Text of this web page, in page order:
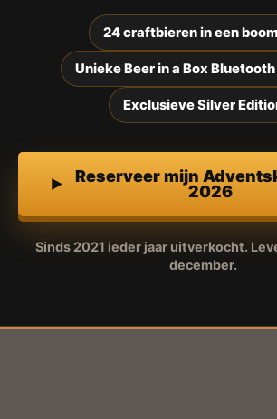
24 craftbieren in een
Unieke Beer in a Box
Exclusieve Silver
Reserveer mijn
2026
Sinds 2021 ieder jaar uitverkocht.
december.